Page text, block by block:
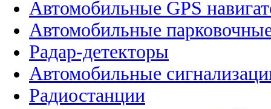
Автомобильные GPS
Автомобильные
Радар-детекторы
Автомобильные
Радиостанции